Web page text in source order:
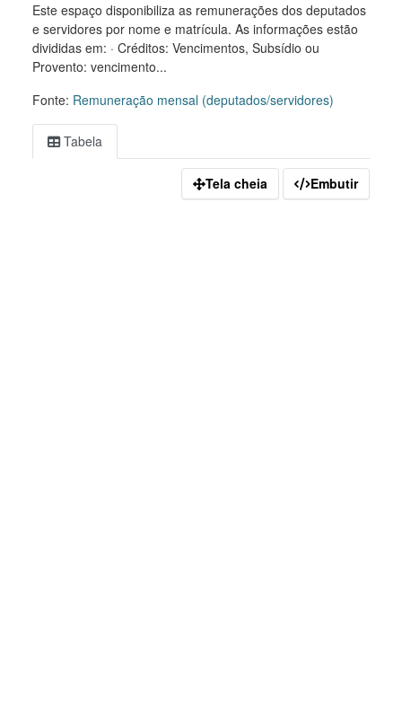
Este espaço disponibiliza as remunerações dos deputados
e servidores por nome e matrícula. As informações estão
divididas em: · Créditos: Vencimentos, Subsídio ou
Provento: vencimento...
Fonte: Remuneração mensal (deputados/servidores)
Tabela
Tela cheia Embutir